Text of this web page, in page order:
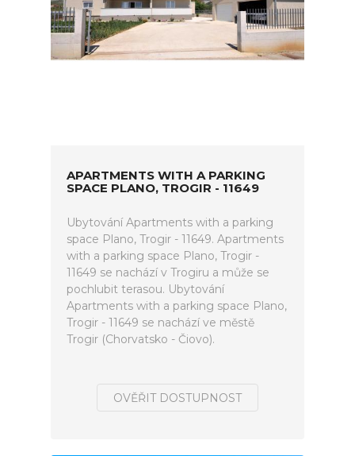
APARTMENTS WITH A PARKING
SPACE PLANO, TROGIR - 11649
Ubytování Apartments with a parking
space Plano, Trogir - 11649. Apartments
with a parking space Plano, Trogir -
11649 se nachází v Trogiru a může se
pochlubit terasou. Ubytování
Apartments with a parking space Plano,
Trogir - 11649 se nachází ve městě
Trogir (Chorvatsko - Čiovo).
OVĚŘIT DOSTUPNOST